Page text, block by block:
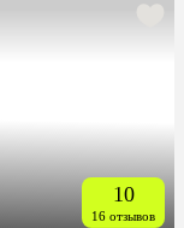
10
16 отзывов